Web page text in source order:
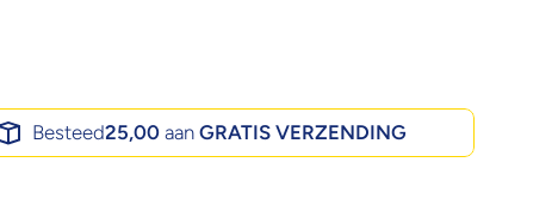
Besteed25,00aan GRATIS VERZENDING